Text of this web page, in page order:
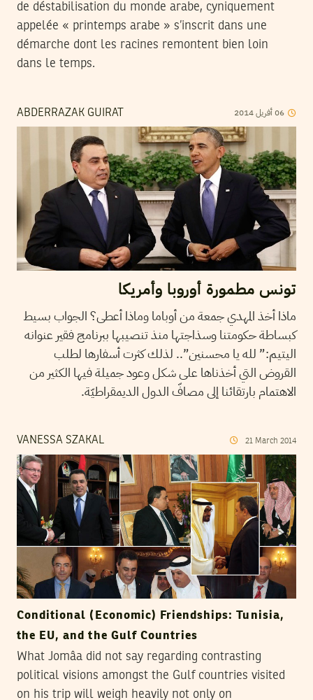
de déstabilisation du monde arabe, cyniquement
appelée « printemps arabe » s’inscrit dans une
démarche dont les racines remontent bien loin
dans le temps.
ABDERRAZAK GUIRAT 06أفريل2014
تونس مطمورة أوروبا وأمريكا
ماذا أخذ المهدي جمعة من أوباما وماذا أعطى؟ الجواب بسيط
كبساطة حكومتنا وسذاجتها منذ تنصيبها ببرنامج فقير عنوانه
اليتيم:” لله يا محسنين”.. لذلك كثرت أسفارها لطلب
القروض التي أخذناها على شكل وعود جميلة فيها الكثير من
الاهتمام بارتقائنا إلى مصافّ الدول الديمقراطيّة.
VANESSA SZAKAL 21 March 2014
Conditional (Economic) Friendships: Tunisia,
the EU, and the Gulf Countries
What Jomâa did not say regarding contrasting
political visions amongst the Gulf countries visited
on his trip will weigh heavily not only on